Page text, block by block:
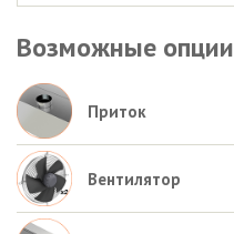
Возможные опции
Приток
Вентилятор